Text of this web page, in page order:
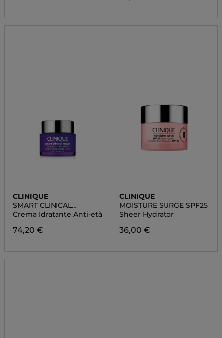
CLINIQUE
SMART CLINICAL
REPAIR™ LIFTING FACE +
NECK CREAM
Crema Idratante Anti-età
74,20 €
CLINIQUE
MOISTURE SURGE SPF25
Sheer Hydrator
36,00 €